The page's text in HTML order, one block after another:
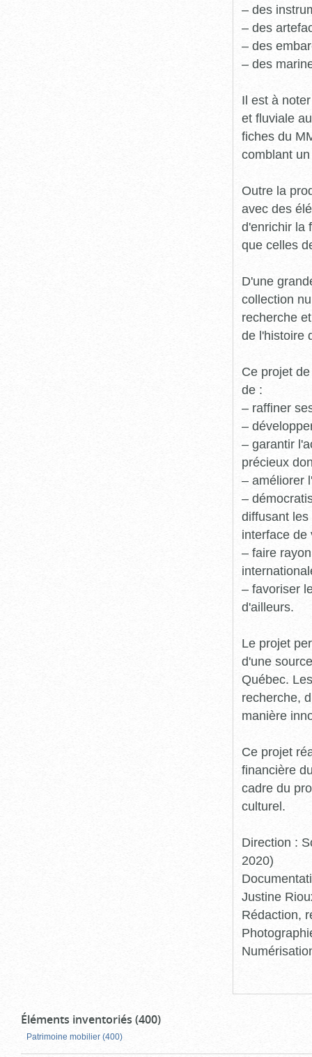
– des
– des
– des
– des
Il est à
et fluviale
fiches du
comblant
Outre la
avec des
d'enrichir la
que celles
D'une
collection
recherche
de l'histoire
Ce projet
de :
– raffiner
–
– garantir
précieux
– améliorer
–
diffusant
interface de
– faire
– favoriser
d'ailleurs.
Le projet
d'une
Québec.
recherche,
manière
Ce projet
financière
cadre du
culturel.
Direction :
2020)
Justine
Rédaction,
Éléments inventoriés (400)
Patrimoine mobilier (400)